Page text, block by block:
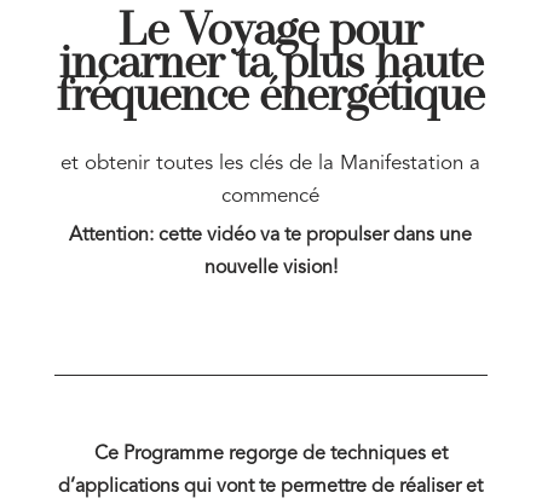
Le Voyage pour
incarner ta plus haute
fréquence énergétique
et obtenir toutes les clés de la Manifestation a
commencé
Attention: cette vidéo va te propulser dans une
nouvelle vision!
Ce Programme regorge de techniques et
d’applications qui vont te permettre de réaliser et